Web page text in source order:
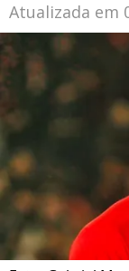
Atualizada em